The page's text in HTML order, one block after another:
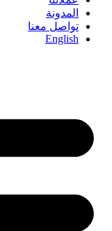
المدونة
تواصل معنا
English